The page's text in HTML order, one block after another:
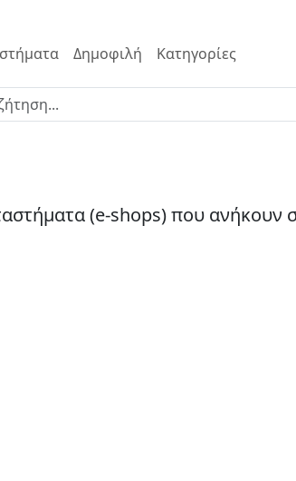
Δημοφιλή Κατηγορίες
(e-shops) που ανήκουν